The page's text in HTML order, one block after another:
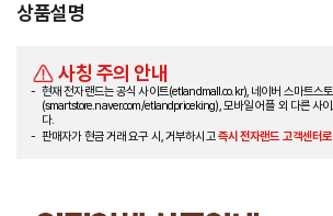
상품설명
사칭 주의 안내
현재 전자랜드는 공식 사이트(etlandmall.co.kr), 네이버 스마트스
(smartstore.naver.com/etlandpriceking), 모바일 어플 외 다른 사
다.
판매자가 현금 거래 요구 시, 거부하시고즉시 전자랜드 고객센터